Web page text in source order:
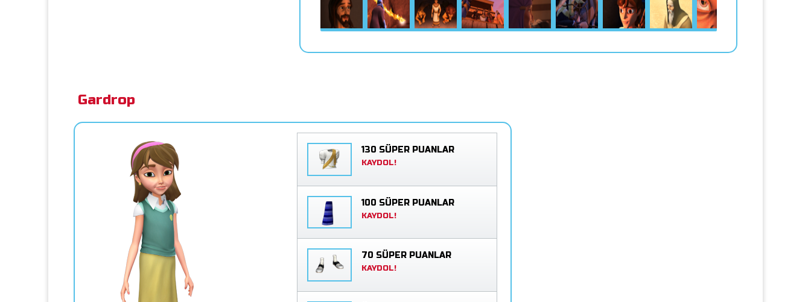
Gardrop
130 SÜPER PUANLAR
KAYDOL!
100 SÜPER PUANLAR
KAYDOL!
70 SÜPER PUANLAR
KAYDOL!